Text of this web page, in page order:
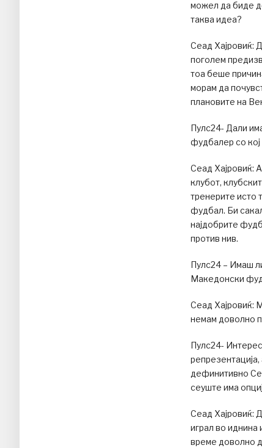
можел да биде
таква идеа?
Сеад Хајровиќ:
поголем
тоа беше
морам да
плановите на
Пулс24- Дали
фудбалер со
Сеад Хајровиќ:
клубот,
тренерите исто
фудбал. Би
најдобрите
против нив.
Пулс24 – Имаш
Македонски
Сеад Хајровиќ:
немам доволно
Пулс24-
дефинитивно
сеуште има
Сеад Хајровиќ:
играл во иднина
време доволно